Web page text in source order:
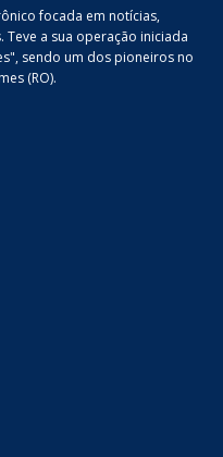
focada em notícias,
a sua operação iniciada
sendo um dos pioneiros no
(RO).